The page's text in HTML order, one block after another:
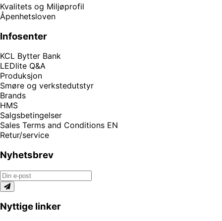
Kvalitets og Miljøprofil
Åpenhetsloven
Infosenter
KCL Bytter Bank
LEDlite Q&A
Produksjon
Smøre og verkstedutstyr
Brands
HMS
Salgsbetingelser
Sales Terms and Conditions EN
Retur/service
Nyhetsbrev
Nyttige linker